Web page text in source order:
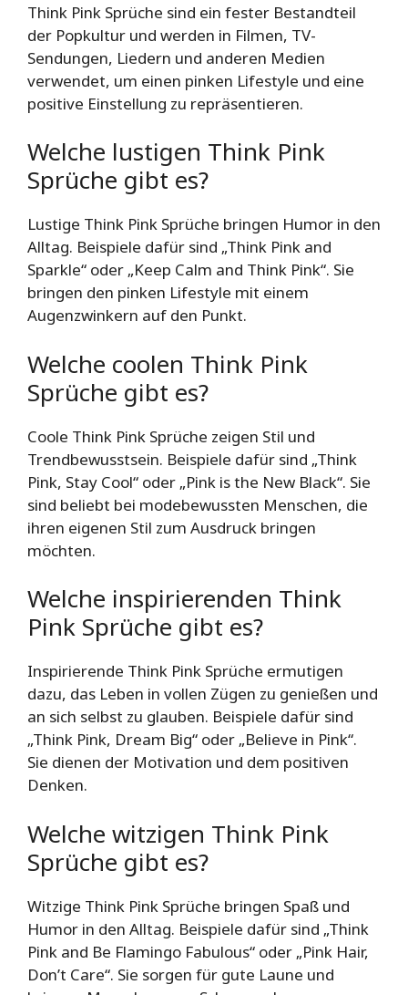
Think Pink Sprüche sind ein fester Bestandteil
der Popkultur und werden in Filmen, TV-
Sendungen, Liedern und anderen Medien
verwendet, um einen pinken Lifestyle und eine
positive Einstellung zu repräsentieren.
Welche lustigen Think Pink
Sprüche gibt es?
Lustige Think Pink Sprüche bringen Humor in den
Alltag. Beispiele dafür sind „Think Pink and
Sparkle“ oder „Keep Calm and Think Pink“. Sie
bringen den pinken Lifestyle mit einem
Augenzwinkern auf den Punkt.
Welche coolen Think Pink
Sprüche gibt es?
Coole Think Pink Sprüche zeigen Stil und
Trendbewusstsein. Beispiele dafür sind „Think
Pink, Stay Cool“ oder „Pink is the New Black“. Sie
sind beliebt bei modebewussten Menschen, die
ihren eigenen Stil zum Ausdruck bringen
möchten.
Welche inspirierenden Think
Pink Sprüche gibt es?
Inspirierende Think Pink Sprüche ermutigen
dazu, das Leben in vollen Zügen zu genießen und
an sich selbst zu glauben. Beispiele dafür sind
„Think Pink, Dream Big“ oder „Believe in Pink“.
Sie dienen der Motivation und dem positiven
Denken.
Welche witzigen Think Pink
Sprüche gibt es?
Witzige Think Pink Sprüche bringen Spaß und
Humor in den Alltag. Beispiele dafür sind „Think
Pink and Be Flamingo Fabulous“ oder „Pink Hair,
Don’t Care“. Sie sorgen für gute Laune und